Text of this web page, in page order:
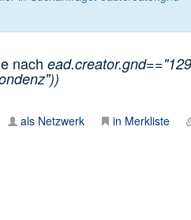
nach
als Netzwerk in Merkliste